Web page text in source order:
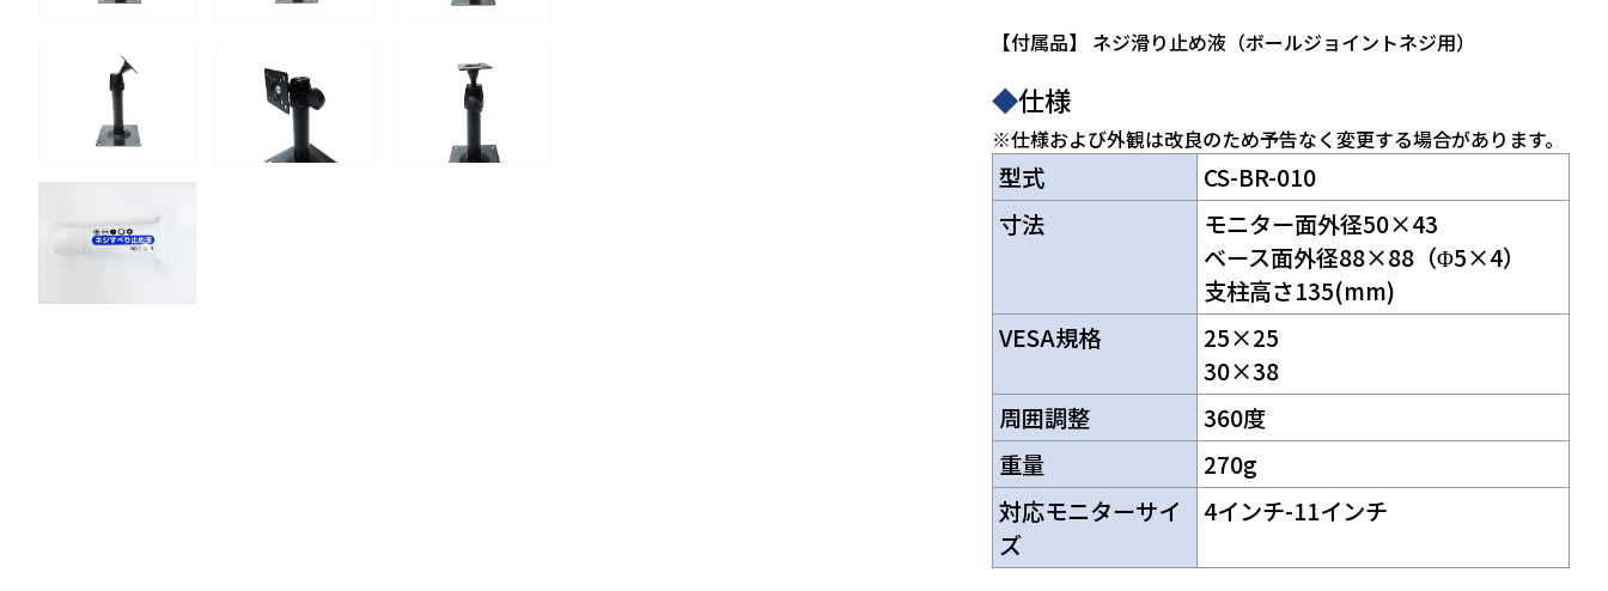
【付属品】 ネジ滑り止め液（ボールジョイントネジ用）
◆仕様
※仕様および外観は改良のため予告なく変更する場合があります。
型式
CS-BR-010
寸法
モニター面外径50×43
ベース面外径88×88（Φ5×4）
支柱高さ135(mm)
VESA規格
25×25
30×38
周囲調整
360度
重量
270g
対応モニターサイ
ズ
4インチ-11インチ